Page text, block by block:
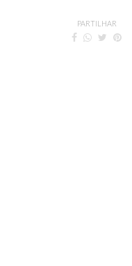
PARTILHAR